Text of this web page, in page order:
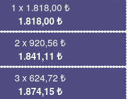
1 x 1.818,00 ₺
1.818,00 ₺
2 x 920,56 ₺
1.841,11 ₺
3 x 624,72 ₺
1.874,15 ₺